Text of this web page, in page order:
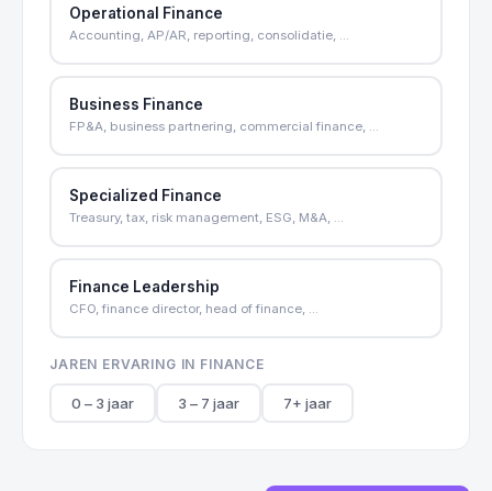
Operational Finance
Accounting, AP/AR, reporting, consolidatie, ...
Business Finance
FP&A, business partnering, commercial finance, ...
Specialized Finance
Treasury, tax, risk management, ESG, M&A, ...
Finance Leadership
CFO, finance director, head of finance, ...
JAREN ERVARING IN FINANCE
0 – 3 jaar 3 – 7 jaar 7+ jaar